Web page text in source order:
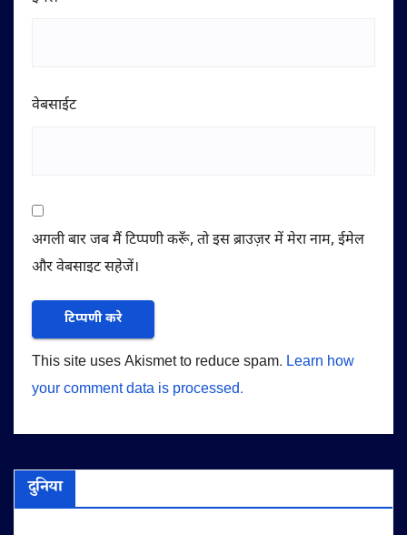
वेबसाईट
अगली बार जब मैं टिप्पणी करूँ, तो इस ब्राउज़र में मेरा नाम, ईमेल
और वेबसाइट सहेजें।
This site uses Akismet to reduce spam. Learn how
your comment data is processed.
दुनिया